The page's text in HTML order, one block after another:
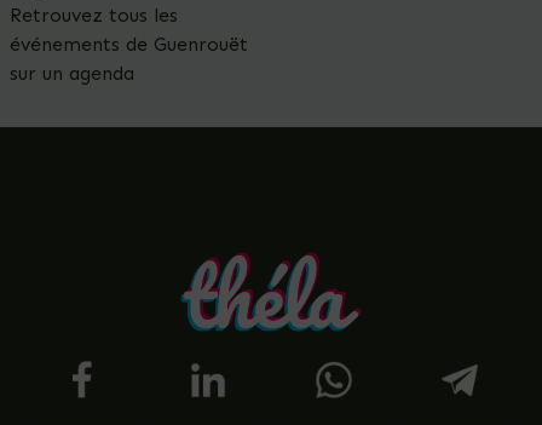
Retrouvez tous les
événements de Guenrouët
sur un agenda